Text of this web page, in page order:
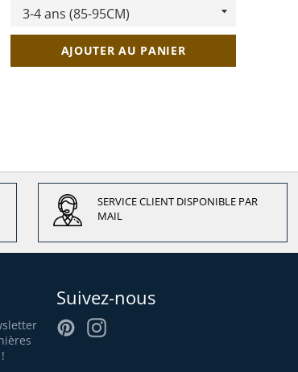
AJOUTER AU PANIER
SERVICE CLIENT DISPONIBLE PAR
MAIL
Suivez-nous
Pinterest